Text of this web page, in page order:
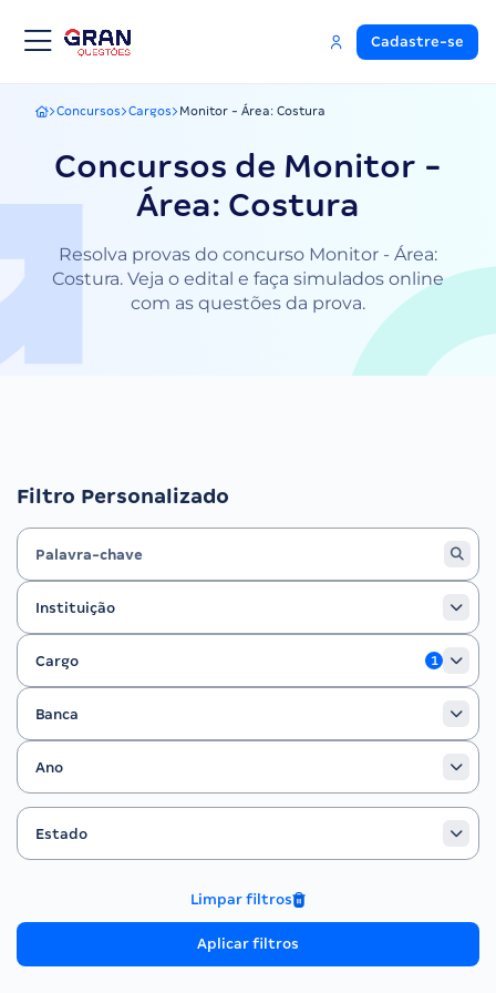
Cadastre-se
Gran Questões
Concursos Cargos Monitor - Área: Costura
Concursos de Monitor -
Área: Costura
Resolva provas do concurso Monitor - Área:
Costura. Veja o edital e faça simulados online
com as questões da prova.
Filtro Personalizado
Instituição
Instituição
Cargo
Cargo
1
Banca
Banca
Ano
Ano
Filtrar por Estado
Estado
Estado
Limpar filtros
Aplicar filtros